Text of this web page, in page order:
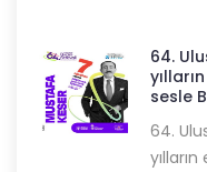
64.
sesle
64.